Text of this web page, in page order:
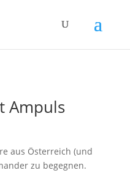
Ampuls
aus Österreich (und
zu begegnen.